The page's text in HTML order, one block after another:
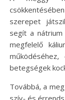
szerepet
segít a
megfelelő
betegségek
Továbbá, a